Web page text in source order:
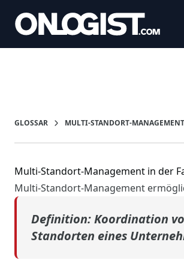
GLOSSAR MULTI-STANDORT-MANAGEMENT
Multi-Standort-Management in der
Multi-Standort-Management
Definition:Koordination
Standorten eines